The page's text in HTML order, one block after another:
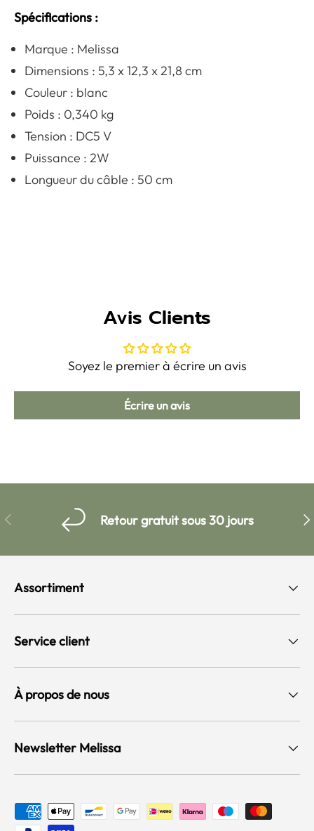
Spécifications :
Marque : Melissa
Dimensions : 5,3 x 12,3 x 21,8 cm
Couleur : blanc
Poids : 0,340 kg
Tension : DC5 V
Puissance : 2W
Longueur du câble : 50 cm
Avis Clients
Soyez le premier à écrire un avis
Écrire un avis
Précédent Retour gratuit sous 30 jours
Assortiment
Service client
À propos de nous
Newsletter Melissa
Moyens de paiement acceptés